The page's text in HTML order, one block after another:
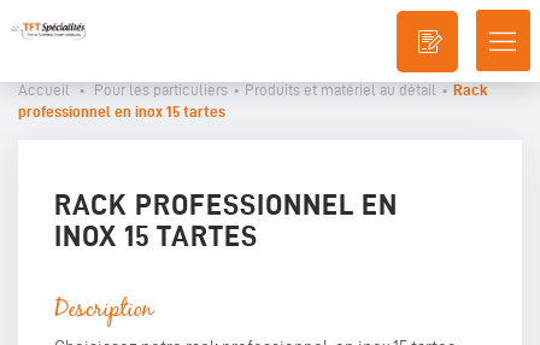
LA
Accueil • Pour les particuliers • Produits et matériel au détail • Rack
professionnel en inox 15 tartes
RACK PROFESSIONNEL EN
INOX 15 TARTES
Description